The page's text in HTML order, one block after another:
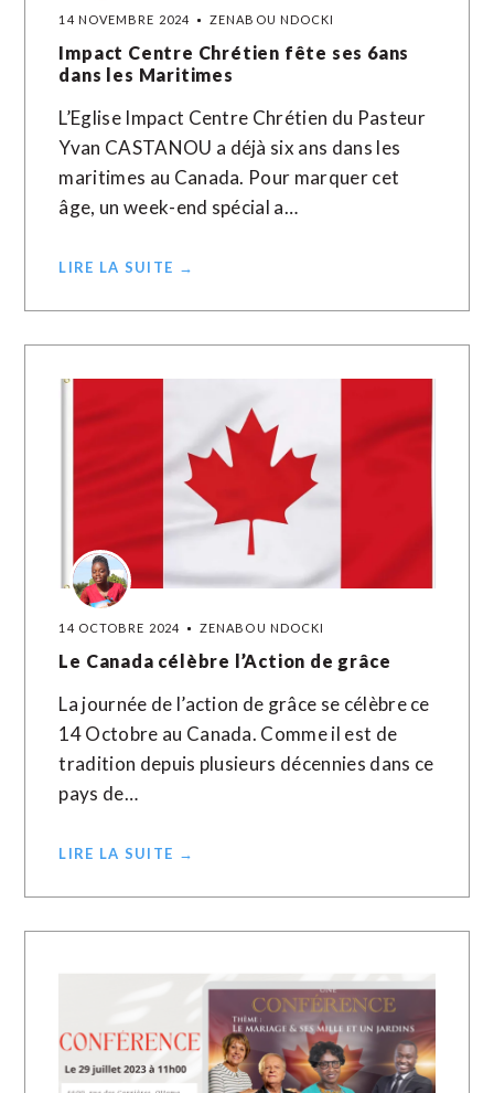
14 NOVEMBRE 2024 ZENABOU NDOCKI
Impact Centre Chrétien fête ses 6ans
dans les Maritimes
L’Eglise Impact Centre Chrétien du Pasteur
Yvan CASTANOU a déjà six ans dans les
maritimes au Canada. Pour marquer cet
âge, un week-end spécial a…
LIRE LA SUITE →
14 OCTOBRE 2024 ZENABOU NDOCKI
Le Canada célèbre l’Action de grâce
La journée de l’action de grâce se célèbre ce
14 Octobre au Canada. Comme il est de
tradition depuis plusieurs décennies dans ce
pays de…
LIRE LA SUITE →